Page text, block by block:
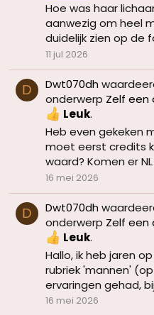
Hoe was haar
aanwezig om heel
duidelijk zien op de
11 jul 2026
D Dwt070dh
onderwerp Zelf
Leuk.
Heb even gekeken
moet eerst credits
waard? Komen er
16 mei 2026
D Dwt070dh
onderwerp Zelf
Leuk.
Hallo, ik heb jaren
rubriek 'mannen'
ervaringen gehad,
16 mei 2026